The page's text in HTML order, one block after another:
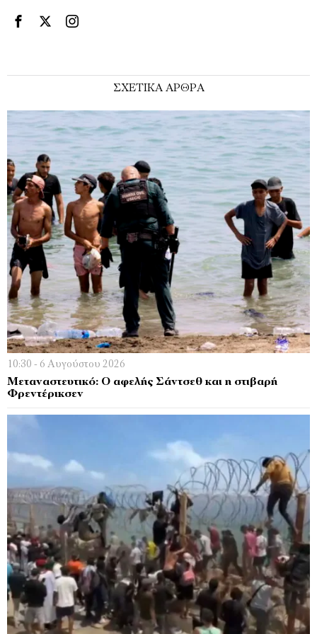
ΣΧΕΤΙΚΑ ΑΡΘΡΑ
10:30 - 6 Αυγούστου 2026
Μεταναστευτικό: Ο αφελής Σάντσεθ και η στιβαρή
Φρεντέρικσεν